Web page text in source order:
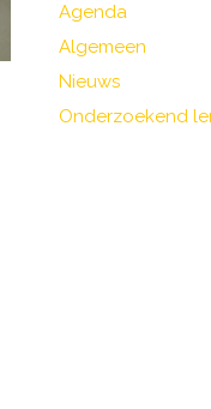
Agenda
Algemeen
Nieuws
Onderzoekend